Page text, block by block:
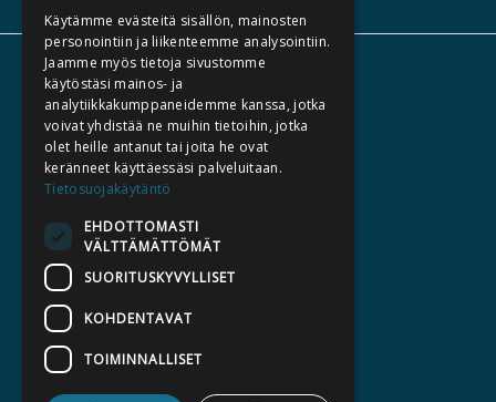
TIETOA MEISTÄ
TEKIJÄT
KATALOGIT
AJANKOHTAISTA
HALUATKO KIRJAILIJAKSI
LASKUTUSOSOITTEET
SILTALA.FI
Käytämme evästeitä sisällön, mainosten
personointiin ja liikenteemme analysointiin.
Jaamme myös tietoja sivustomme
käytöstäsi mainos- ja
analytiikkakumppaneidemme kanssa, jotka
voivat yhdistää ne muihin tietoihin, jotka
olet heille antanut tai joita he ovat
keränneet käyttäessäsi palveluitaan.
Tietosuojakäytäntö
EHDOTTOMASTI
VÄLTTÄMÄTTÖMÄT
SUORITUSKYVYLLISET
KOHDENTAVAT
TOIMINNALLISET